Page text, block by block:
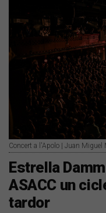
Concert a l'Apolo | Juan Miguel
​Estrella
ASACC un
tardor